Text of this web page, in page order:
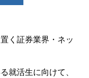
く証券業界・ネッ
就活生に向けて、